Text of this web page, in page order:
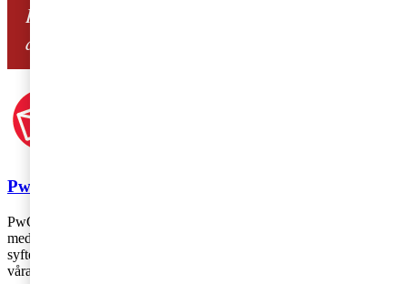
Har du en fråga om lagar och regler? Ställ
den här!
PwC
PwC Sverige är marknadsledande inom revision och rådgivning
med 2 700 medarbetare runt om i landet – vi finns där du finns! Vårt
syfte är att skapa förtroende i samhället och lösa viktiga problem och
våra värderingar genomsyrar allt vi gör.